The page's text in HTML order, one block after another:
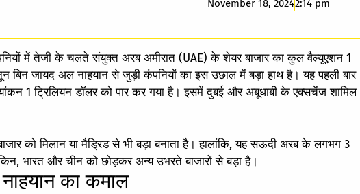
November 18, 20242:14 pm
में तेजी के चलते संयुक्त अरब अमीरात (UAE) के शेयर बाजार का कुल वैल्‍यूएशन 1
बिन जायद अल नाहयान से जुड़ी कंपनियों का इस उछाल में बड़ा हाथ है। यह पहली बार
1 ट्रिलियन डॉलर को पार कर गया है। इसमें दुबई और अबूधाबी के एक्सचेंज शामिल
को मिलान या मैड्रिड से भी बड़ा बनाता है। हालांकि, यह सऊदी अरब के लगभग 3
भारत और चीन को छोड़कर अन्य उभरते बाजारों से बड़ा है।
का कमाल